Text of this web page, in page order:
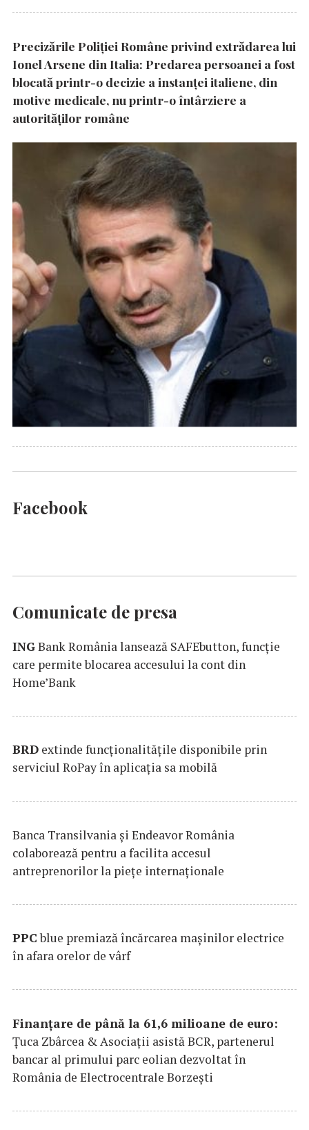
Precizările Poliţiei Române privind extrădarea lui
Ionel Arsene din Italia: Predarea persoanei a fost
blocată printr-o decizie a instanţei italiene, din
motive medicale, nu printr-o întârziere a
autorităţilor române
Facebook
Comunicate de presa
INGBank România lansează SAFEbutton, funcţie
care permite blocarea accesului la cont din
Home’Bank
BRD extinde funcţionalităţile disponibile prin
serviciul RoPay în aplicaţia sa mobilă
Banca Transilvania şi Endeavor România
colaborează pentru a facilita accesul
antreprenorilor la pieţe internaţionale
PPCblue premiază încărcarea maşinilor electrice
în afara orelor de vârf
Finanțare de până la 61,6 milioane de euro:
Țuca Zbârcea & Asociații asistă BCR, partenerul
bancar al primului parc eolian dezvoltat în
România de Electrocentrale Borzești